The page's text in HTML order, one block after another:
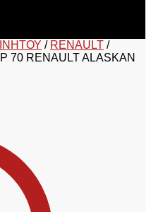
/ RENAULT /
RENAULT ALASKAN